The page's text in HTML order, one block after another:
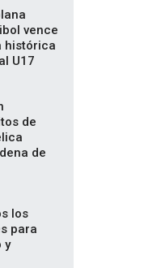
vence
histórica
U17
de
de
los
para
y